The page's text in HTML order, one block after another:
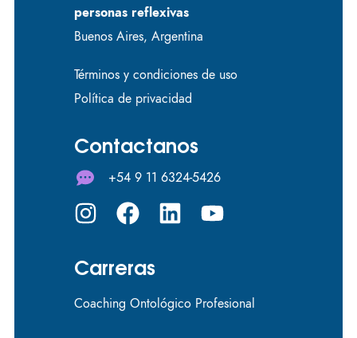
personas reflexivas
Buenos Aires, Argentina
Términos y condiciones de uso
Política de privacidad
Contactanos
+54 9 11 6324-5426
Carreras
Coaching Ontológico Profesional